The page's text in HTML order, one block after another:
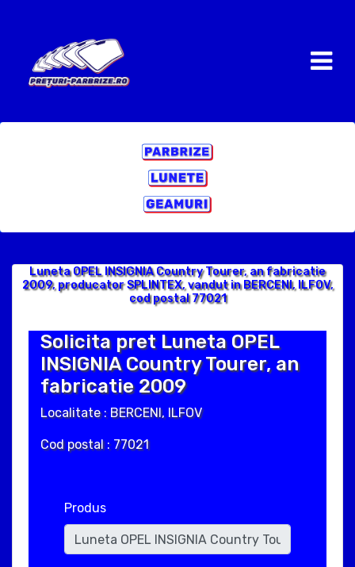
Luneta OPEL INSIGNIA Country Tourer, an fabricatie
2009, producator SPLINTEX, vandut in BERCENI, ILFOV,
cod postal 77021
Solicita pret Luneta OPEL
INSIGNIA Country Tourer, an
fabricatie 2009
Localitate : BERCENI, ILFOV
Cod postal : 77021
Produs